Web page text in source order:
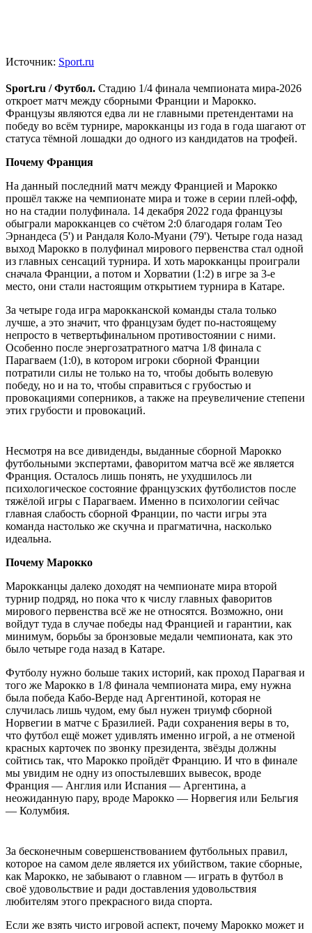
Источник: Sport.ru
Sport.ru / Футбол. Стадию 1/4 финала чемпионата мира-2026
откроет матч между сборными Франции и Марокко.
Французы являются едва ли не главными претендентами на
победу во всём турнире, марокканцы из года в года шагают от
статуса тёмной лошадки до одного из кандидатов на трофей.
Почему Франция
На данный последний матч между Францией и Марокко
прошёл также на чемпионате мира и тоже в серии плей-офф,
но на стадии полуфинала. 14 декабря 2022 года французы
обыграли марокканцев со счётом 2:0 благодаря голам Тео
Эрнандеса (5') и Рандаля Коло-Муани (79'). Четыре года назад
выход Марокко в полуфинал мирового первенства стал одной
из главных сенсаций турнира. И хоть марокканцы проиграли
сначала Франции, а потом и Хорватии (1:2) в игре за 3-е
место, они стали настоящим открытием турнира в Катаре.
За четыре года игра марокканской команды стала только
лучше, а это значит, что французам будет по-настоящему
непросто в четвертьфинальном противостоянии с ними.
Особенно после энергозатратного матча 1/8 финала с
Парагваем (1:0), в котором игроки сборной Франции
потратили силы не только на то, чтобы добыть волевую
победу, но и на то, чтобы справиться с грубостью и
провокациями соперников, а также на преувеличение степени
этих грубости и провокаций.
Несмотря на все дивиденды, выданные сборной Марокко
футбольными экспертами, фаворитом матча всё же является
Франция. Осталось лишь понять, не ухудшилось ли
психологическое состояние французских футболистов после
тяжёлой игры с Парагваем. Именно в психологии сейчас
главная слабость сборной Франции, по части игры эта
команда настолько же скучна и прагматична, насколько
идеальна.
Почему Марокко
Марокканцы далеко доходят на чемпионате мира второй
турнир подряд, но пока что к числу главных фаворитов
мирового первенства всё же не относятся. Возможно, они
войдут туда в случае победы над Францией и гарантии, как
минимум, борьбы за бронзовые медали чемпионата, как это
было четыре года назад в Катаре.
Футболу нужно больше таких историй, как проход Парагвая и
того же Марокко в 1/8 финала чемпионата мира, ему нужна
была победа Кабо-Верде над Аргентиной, которая не
случилась лишь чудом, ему был нужен триумф сборной
Норвегии в матче с Бразилией. Ради сохранения веры в то,
что футбол ещё может удивлять именно игрой, а не отменой
красных карточек по звонку президента, звёзды должны
сойтись так, что Марокко пройдёт Францию. И что в финале
мы увидим не одну из опостылевших вывесок, вроде
Франция — Англия или Испания — Аргентина, а
неожиданную пару, вроде Марокко — Норвегия или Бельгия
— Колумбия.
За бесконечным совершенствованием футбольных правил,
которое на самом деле является их убийством, такие сборные,
как Марокко, не забывают о главном — играть в футбол в
своё удовольствие и ради доставления удовольствия
любителям этого прекрасного вида спорта.
Если же взять чисто игровой аспект, почему Марокко может и